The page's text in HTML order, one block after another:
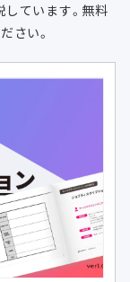
ています。無料
さい。